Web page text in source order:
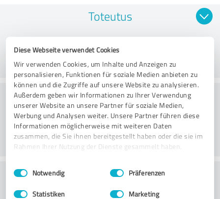
Diese Webseite verwendet Cookies
Wir verwenden Cookies, um Inhalte und Anzeigen zu
personalisieren, Funktionen für soziale Medien anbieten zu
können und die Zugriffe auf unsere Website zu analysieren.
Außerdem geben wir Informationen zu Ihrer Verwendung
unserer Website an unsere Partner für soziale Medien,
Werbung und Analysen weiter. Unsere Partner führen diese
Informationen möglicherweise mit weiteren Daten
zusammen, die Sie ihnen bereitgestellt haben oder die sie im
Rahmen Ihrer Nutzung der Dienste gesammelt haben.
Impressum Datenschutzbestimmungen
Einwilligungsauswahl
Notwendig Präferenzen
Statistiken Marketing
Toteutus
Konsultointi
Asiakaspalvelu